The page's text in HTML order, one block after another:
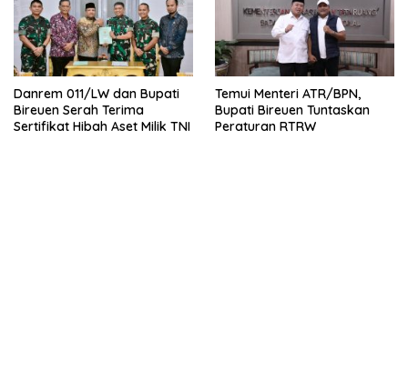
Danrem 011/LW dan Bupati
Bireuen Serah Terima
Sertifikat Hibah Aset Milik TNI
Temui Menteri ATR/BPN,
Bupati Bireuen Tuntaskan
Peraturan RTRW